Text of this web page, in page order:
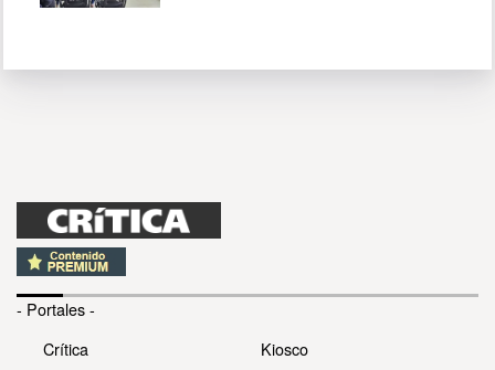
- Portales -
Crítica
Kiosco